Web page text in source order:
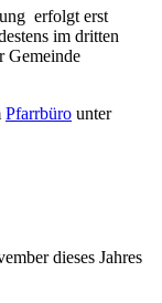
erfolgt erst
im dritten
Gemeinde
Pfarrbüro unter
dieses Jahres